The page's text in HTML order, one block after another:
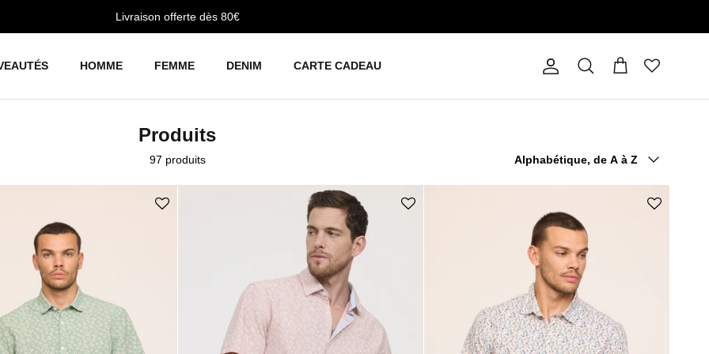
Livraison offerte dès 80€
HOMME FEMME DENIM CARTE CADEAU CompteRecherchePanier
Produits
97 produits Alphabétique, de A à Z